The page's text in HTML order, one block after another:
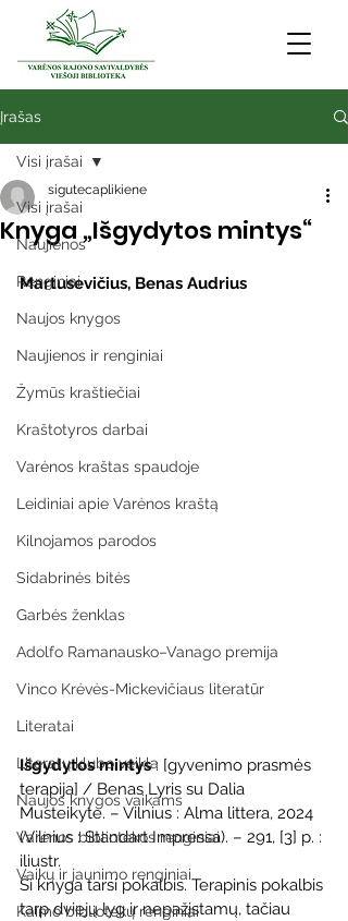
Įrašas
Visi įrašai
Naujienos
Renginiai
Naujos knygos
Naujienos ir renginiai
Žymūs kraštiečiai
Kraštotyros darbai
Varėnos kraštas spaudoje
Leidiniai apie Varėnos kraštą
Kilnojamos parodos
Sidabrinės bitės
Garbės ženklas
Adolfo Ramanausko–Vanago premija
Vinco Krėvės-Mickevičiaus literatūr
Literatai
Literatų klubo veikla
Naujos knygos vaikams
Varėnos bibliotekos renginiai
Vaikų ir jaunimo renginiai
Kaimo bibliotekų renginiai
Visi įrašai
Knyga „Išgydytos mintys“
sigutecaplikiene
Martusevičius, Benas Audrius
Išgydytos mintys : [gyvenimo prasmės
terapija] / Benas Lyris su Dalia
Musteikyte. – Vilnius : Alma littera, 2024
(Vilnius : Standart Impressa). – 291, [3] p. :
iliustr.
Ši knyga tarsi pokalbis. Terapinis pokalbis
tarp dviejų lyg ir nepažįstamų, tačiau